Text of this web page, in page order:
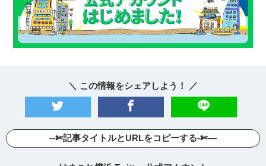
＼ この情報をシェアしよう！ ／
--✄記事タイトルとURLをコピーする-✄—